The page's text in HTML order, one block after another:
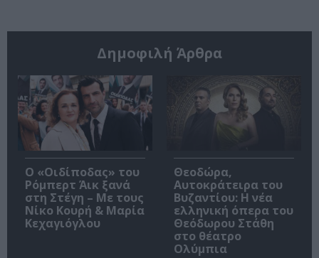
Δημοφιλή Άρθρα
O «Οιδίποδας» του
Ρόμπερτ Άικ ξανά
στη Στέγη – Με τους
Νίκο Κουρή & Μαρία
Κεχαγιόγλου
Θεοδώρα,
Αυτοκράτειρα του
Βυζαντίου: Η νέα
ελληνική όπερα του
Θεόδωρου Στάθη
στο θέατρο
Ολύμπια